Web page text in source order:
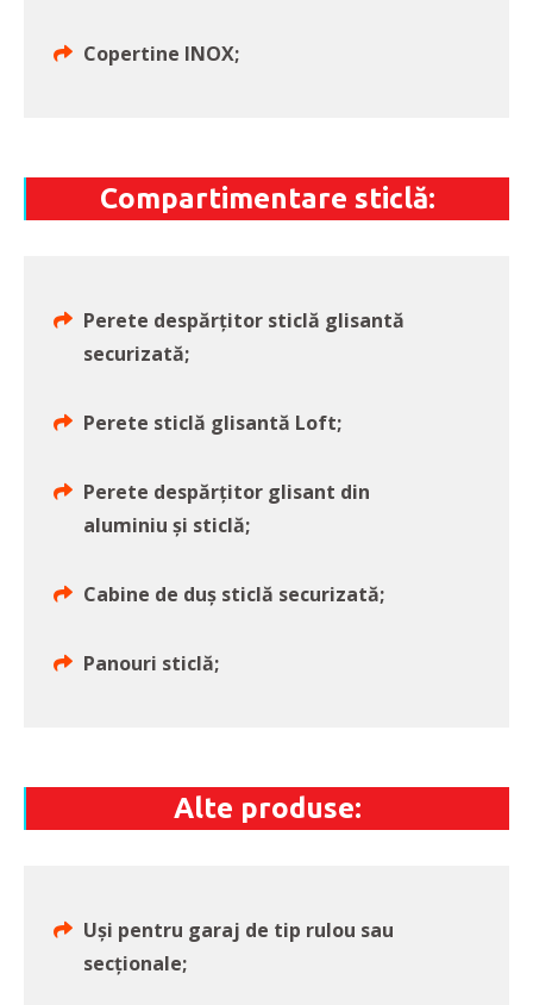
Copertine INOX;
Compartimentare sticlă:
Perete despărţitor sticlă glisantă
securizată;
Perete sticlă glisantă Loft;
Perete despărţitor glisant din
aluminiu şi sticlă;
Cabine de duş sticlă securizată;
Panouri sticlă;
Alte produse:
Uşi pentru garaj de tip rulou sau
secţionale;